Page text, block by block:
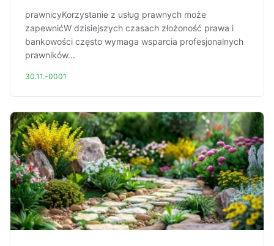
prawnicyKorzystanie z usług prawnych może
zapewnićW dzisiejszych czasach złożoność prawa i
bankowości często wymaga wsparcia profesjonalnych
prawników...
30.11.-0001